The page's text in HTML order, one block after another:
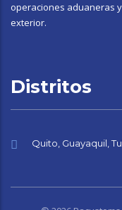
operaciones aduaneras
exterior.
Distritos
Quito, Guayaquil,